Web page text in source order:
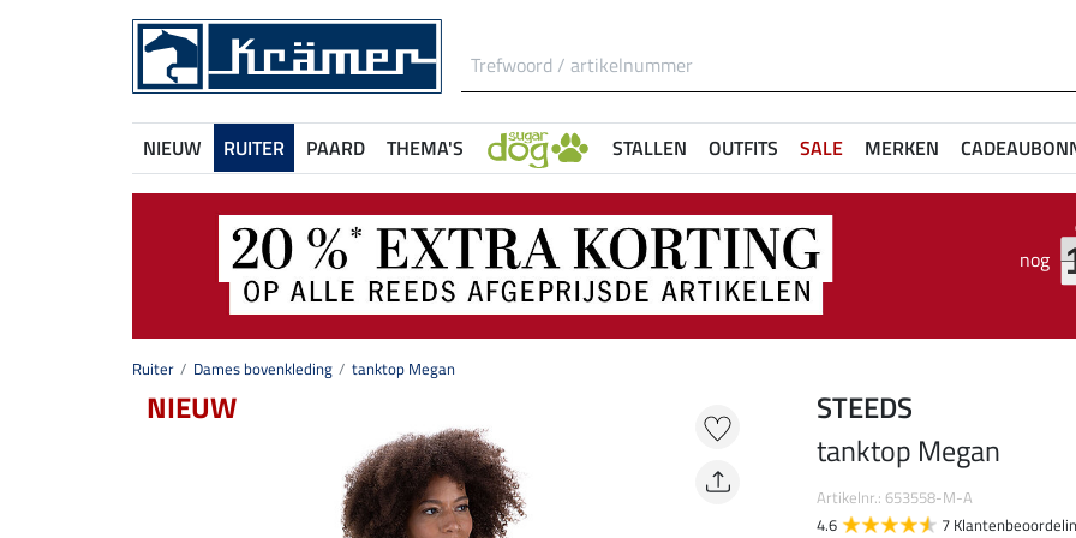
NIEUW RUITER PAARD THEMA'S STALLEN OUTFITS SALE MERKEN
nog
Ruiter Dames bovenkleding tanktop Megan
NIEUW
STEEDS
tanktop Megan
Artikelnr.: 653558-M-A
4.6
7